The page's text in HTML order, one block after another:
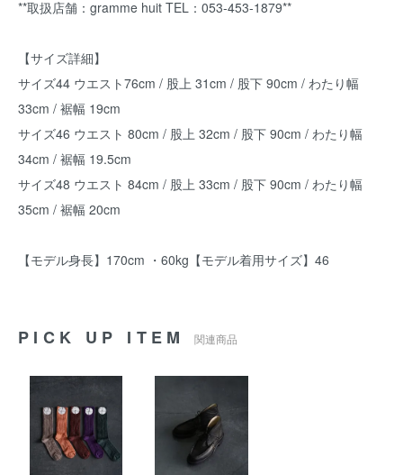
**取扱店舗：gramme huit TEL：053-453-1879**
【サイズ詳細】
サイズ44 ウエスト76cm / 股上 31cm / 股下 90cm / わたり幅
33cm / 裾幅 19cm
サイズ46 ウエスト 80cm / 股上 32cm / 股下 90cm / わたり幅
34cm / 裾幅 19.5cm
サイズ48 ウエスト 84cm / 股上 33cm / 股下 90cm / わたり幅
35cm / 裾幅 20cm
【モデル身長】170cm ・60kg【モデル着用サイズ】46
PICK UP ITEM関連商品